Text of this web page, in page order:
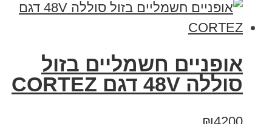
אופניים חשמליים בזול
סוללה 48V דגם CORTEZ